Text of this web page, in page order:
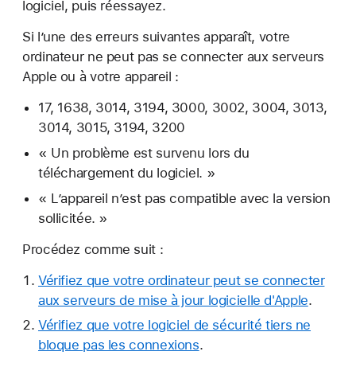
logiciel, puis réessayez.
Si l’une des erreurs suivantes apparaît, votre
ordinateur ne peut pas se connecter aux serveurs
Apple ou à votre appareil :
17, 1638, 3014, 3194, 3000, 3002, 3004, 3013,
3014, 3015, 3194, 3200
« Un problème est survenu lors du
téléchargement du logiciel. »
« L’appareil n’est pas compatible avec la version
sollicitée. »
Procédez comme suit :
Vérifiez que votre ordinateur peut se connecter
aux serveurs de mise à jour logicielle d'Apple.
Vérifiez que votre logiciel de sécurité tiers ne
bloque pas les connexions.